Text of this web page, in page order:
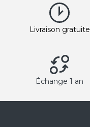
Livraison gratuite
Échange 1 an